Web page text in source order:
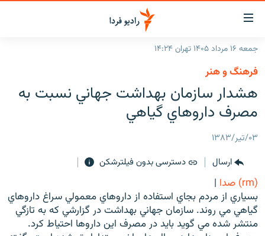
لینک‌های
قابلیت
دسترسی
بازگشت
بازگشت
اصلی
رفتن
صفحه
جستجو
صفحه اصلی
ایران
برنامه‌های رادیویی
فرکانس‌ها
پادکست
چندرسانه‌ای
گزارش‌های تصویری
گزارش‌های ویدئویی
زنان فردا
English
جمعه ۱۶ مرداد ۱۴۰۵ تهران ۱۴:۲۴
فرهنگ و هنر
هشدار سازمان بهداشت جهاني نسبت به
مصرف داروهاي گياهي
۰۳/تیر/۱۳۸۳
ارسال
دسترسی بدون فیلترشکن
(rm) صدا
|
بسياري از مردم بجاي استفاده از داروهاي معمولي سراغ داروهاي
گياهي مي روند. سازمان جهاني بهداشت در گزارشي كه به تازگي
منتشر شده مي گويد بايد در مصرف اين داروها احتياط كرد.